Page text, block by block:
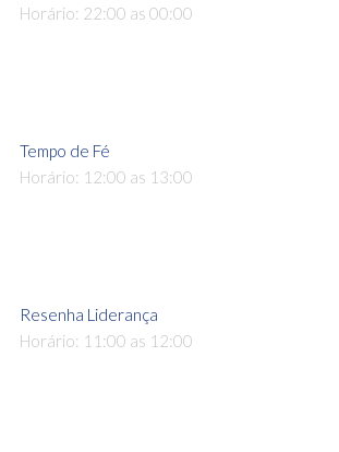
Horário: 22:00 as 00:00
Tempo de Fé
Horário: 12:00 as 13:00
Resenha Liderança
Horário: 11:00 as 12:00